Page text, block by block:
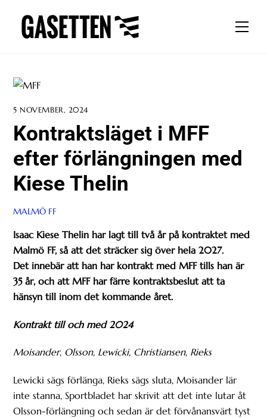
content
5 NOVEMBER, 2024
Kontraktsläget i MFF
efter förlängningen med
Kiese Thelin
MALMÖ FF
Isaac Kiese Thelin har lagt till två år på kontraktet med
Malmö FF, så att det sträcker sig över hela 2027.
Det innebär att han har kontrakt med MFF tills han är
35 år, och att MFF har färre kontraktsbeslut att ta
hänsyn till inom det kommande året.
Kontrakt till och med 2024
Moisander, Olsson, Lewicki, Christiansen, Rieks
Lewicki sägs förlänga, Rieks sägs sluta, Moisander lär
inte stanna, Sportbladet har skrivit att det inte lutar åt
Olsson-förlängning och sedan är det förvånansvärt tyst